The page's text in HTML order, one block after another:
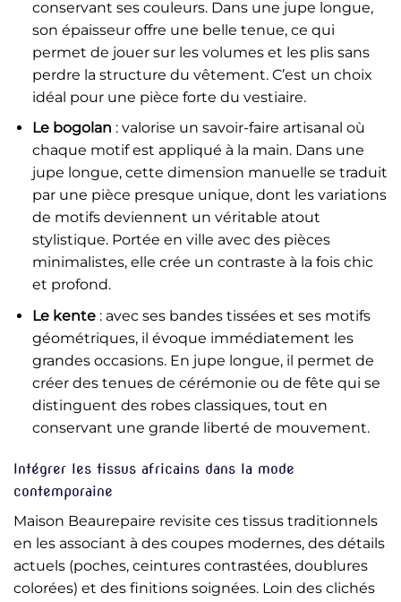
conservant ses couleurs. Dans une jupe longue,
son épaisseur offre une belle tenue, ce qui
permet de jouer sur les volumes et les plis sans
perdre la structure du vêtement. C’est un choix
idéal pour une pièce forte du vestiaire.
Le bogolan : valorise un savoir-faire artisanal où
chaque motif est appliqué à la main. Dans une
jupe longue, cette dimension manuelle se traduit
par une pièce presque unique, dont les variations
de motifs deviennent un véritable atout
stylistique. Portée en ville avec des pièces
minimalistes, elle crée un contraste à la fois chic
et profond.
Le kente: avec ses bandes tissées et ses motifs
géométriques, il évoque immédiatement les
grandes occasions. En jupe longue, il permet de
créer des tenues de cérémonie ou de fête qui se
distinguent des robes classiques, tout en
conservant une grande liberté de mouvement.
Intégrer les tissus africains dans la mode
contemporaine
Maison Beaurepaire revisite ces tissus traditionnels
en les associant à des coupes modernes, des détails
actuels (poches, ceintures contrastées, doublures
colorées) et des finitions soignées. Loin des clichés